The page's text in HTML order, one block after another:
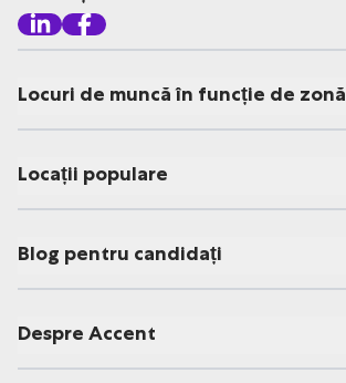
Locuri de muncă în funcție de zonă
Locații populare
Blog pentru candidați
Despre Accent